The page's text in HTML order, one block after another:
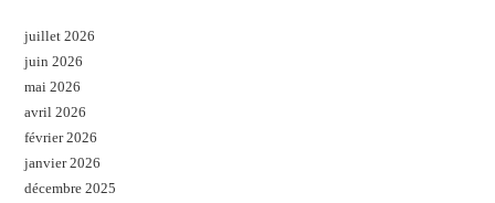
juillet 2026
juin 2026
mai 2026
avril 2026
février 2026
janvier 2026
décembre 2025